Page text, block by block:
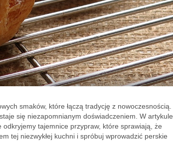
smaków, które łączą tradycję z nowoczesnością.
się niezapomnianym doświadczeniem. W artykule
tajemnice przypraw, które sprawiają, że
tej niezwykłej kuchni i spróbuj wprowadzić perskie